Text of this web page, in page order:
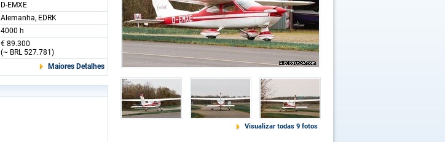
D-EMXE
Alemanha, EDRK
4000 h
€ 89.300
(~ BRL 527.781)
Maiores Detalhes
Visualizar todas 9 fotos